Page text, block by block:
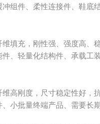
组件、柔性连接件、鞋底结
填充，刚性强、强度高、
、轻量化结构件、承载工装
高刚度，尺寸稳定性好，
小批量终端产品、需要长